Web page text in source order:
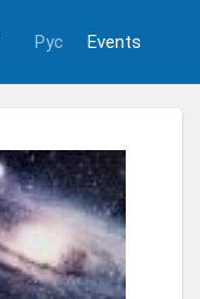
Рус Events